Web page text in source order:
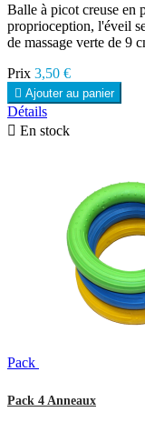
Balle à picot creuse en
proprioception, l'éveil
de massage verte de 9
Prix 3,50 €
 Ajouter au panier
Détails
 En stock
Pack
Pack 4 Anneaux